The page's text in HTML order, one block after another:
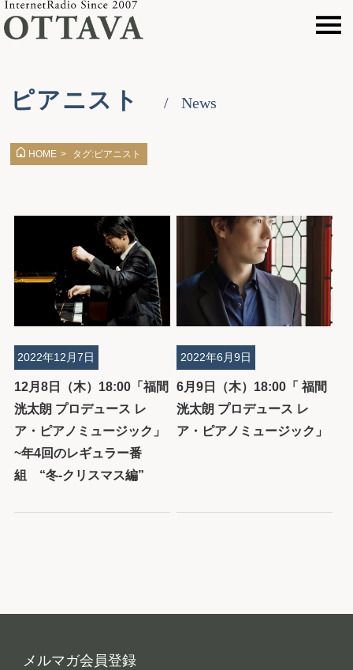
ピアニスト News
HOME > タグ:ピアニスト
12月8日（木）18:00「福間
洸太朗 プロデュース レ
ア・ピアノミュージック」
~年4回のレギュラー番
組 “冬‐クリスマス編”
2022年12月7日
6月9日（木）18:00「 福間
洸太朗 プロデュース レ
ア・ピアノミュージック」
2022年6月9日
メルマガ会員登録